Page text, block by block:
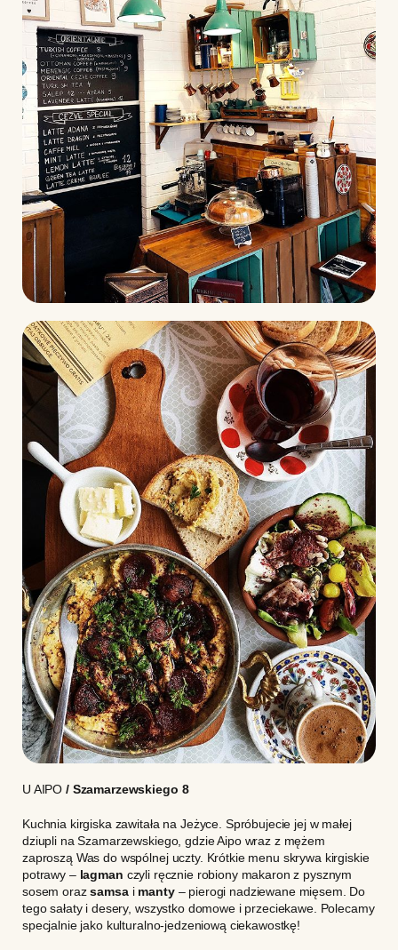
U AIPO / Szamarzewskiego 8
Kuchnia kirgiska zawitała na Jeżyce. Spróbujecie jej w małej
dziupli na Szamarzewskiego, gdzie Aipo wraz z mężem
zaproszą Was do wspólnej uczty. Krótkie menu skrywa kirgiskie
potrawy – lagman czyli ręcznie robiony makaron z pysznym
sosem orazsamsai manty– pierogi nadziewane mięsem. Do
tego sałaty i desery, wszystko domowe i przeciekawe. Polecamy
specjalnie jako kulturalno-jedzeniową ciekawostkę!